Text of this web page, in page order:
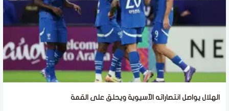
الهلال يواصل انتصاراته الآسيوية ويحلق على القمة